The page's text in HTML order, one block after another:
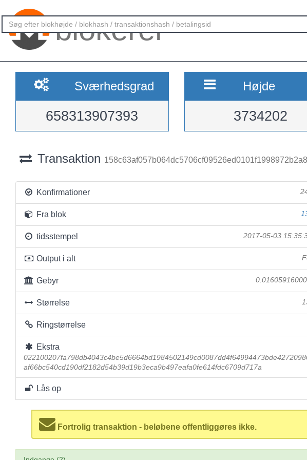
blokerer
Sværhedsgrad
658313907393
Højde
3734202
Transaktion
Konfirmationer
Fra blok
tidsstempel 2017-05-03
Output i alt
Gebyr
Størrelse
Ringstørrelse
Ekstra
af66bc540cd190df2182d54b39d19b3eca9b497eafa0fe614fdc6709d717a
Lås op
Fortrolig transaktion - beløbene offentliggøres ikke.